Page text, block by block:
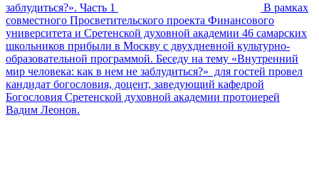
заблудиться?». Часть 1
В рамках
совместного Просветительского проекта Финансового
университета и Сретенской духовной академии 46 самарских
школьников прибыли в Москву с двухдневной культурно-
образовательной программой. Беседу на тему «Внутренний
мир человека: как в нем не заблудиться?» для гостей провел
кандидат богословия, доцент, заведующий кафедрой
Богословия Сретенской духовной академии протоиерей
Вадим Леонов.